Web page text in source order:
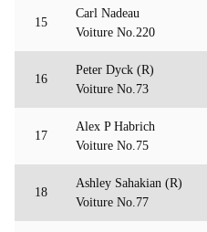
15
Carl Nadeau
Voiture No.220
16
Peter Dyck (R)
Voiture No.73
17
Alex P Habrich
Voiture No.75
18
Ashley Sahakian (R)
Voiture No.77